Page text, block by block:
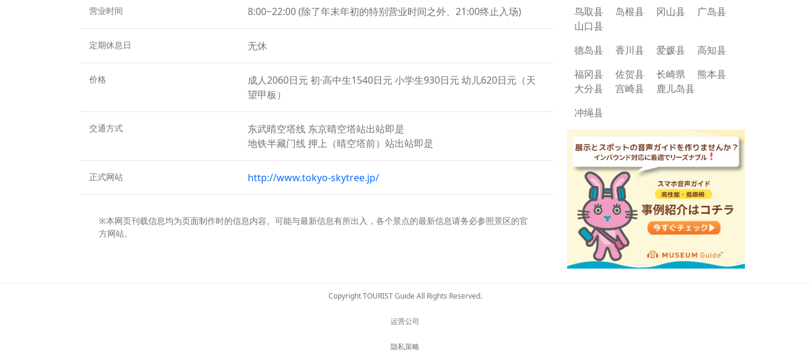
营业时间 8:00~22:00 (除了年末年初的特别营业时间之外、21:00终止入场)
定期休息日 无休
价格
成人2060日元 初·高中生1540日元 小学生930日元 幼儿620日元（天
望甲板）
交通方式
东武晴空塔线 东京晴空塔站出站即是
地铁半藏门线 押上（晴空塔前）站出站即是
正式网站 http://www.tokyo-skytree.jp/
※本网页刊载信息均为页面制作时的信息内容。可能与最新信息有所出入，各个景点的最新信息请务必参照景区的官
方网站。
鸟取县
岛根县 冈山县
广岛县
山口县
德岛县
香川县 爱媛县
高知县
福冈县
佐贺县 长崎県
熊本县
大分县
宫崎县
鹿儿岛县
冲绳县
Copyright TOURIST Guide All Rights Reserved.
运营公司
隐私策略